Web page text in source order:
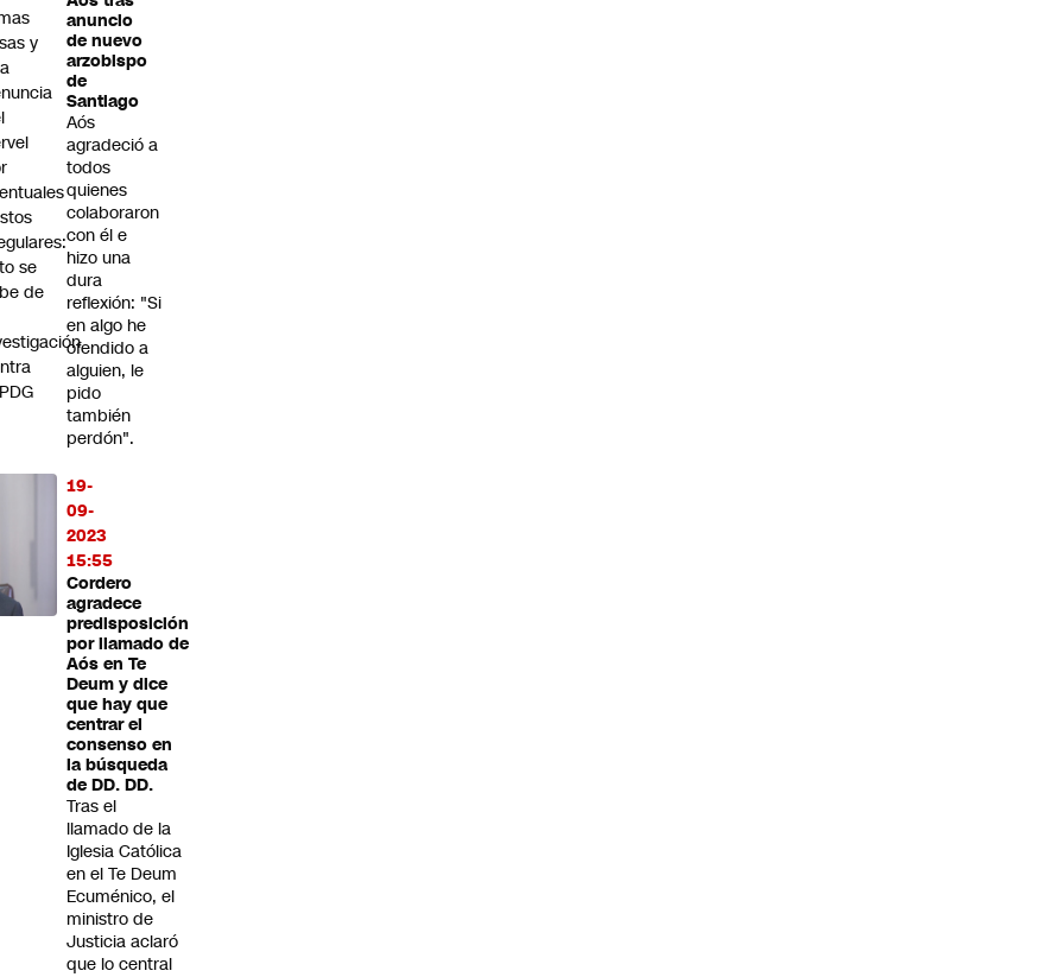
anuncio
de nuevo
arzobispo
de
Santiago
Aós
agradeció a
todos
quienes
colaboraron
con él e
hizo una
dura
reflexión: "Si
en algo he
ofendido a
alguien, le
pido
también
perdón".
19-
09-
2023
15:55
Cordero
agradece
predisposición
por llamado de
Aós en Te
Deum y dice
que hay que
centrar el
consenso en
la búsqueda
de DD. DD.
Tras el
llamado de la
Iglesia Católica
en el Te Deum
Ecuménico, el
ministro de
Justicia aclaró
que lo central
y
se
de